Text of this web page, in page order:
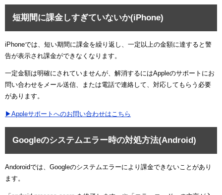
短期間に課金しすぎていないか(iPhone)
iPhoneでは、短い期間に課金を繰り返し、一定以上の金額に達すると警
告が表示され課金ができなくなります。
一定金額は明確にされていませんが、解消するにはAppleのサポートにお
問い合わせをメール送信、または電話で連絡して、対応してもらう必要
があります。
▶Appleサポートへのお問い合わせはこちら
Googleのシステムエラー時の対処方法(Android)
Andoroidでは、Googleのシステムエラーにより課金できないことがあり
ます。